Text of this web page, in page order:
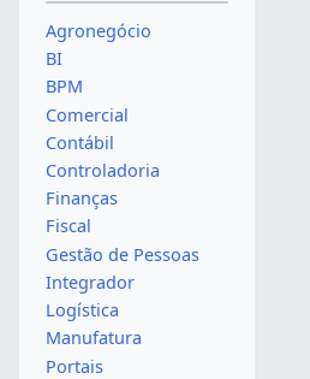
Agronegócio
BI
BPM
Comercial
Contábil
Controladoria
Finanças
Fiscal
Gestão de Pessoas
Integrador
Logística
Manufatura
Portais